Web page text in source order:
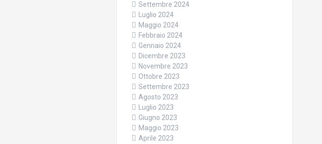
Settembre 2024
Luglio 2024
Maggio 2024
Febbraio 2024
Gennaio 2024
Dicembre 2023
Novembre 2023
Ottobre 2023
Settembre 2023
Agosto 2023
Luglio 2023
Giugno 2023
Maggio 2023
Aprile 2023